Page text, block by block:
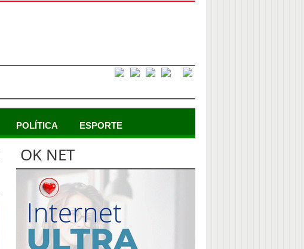
POLÍTICA ESPORTE
OK NET